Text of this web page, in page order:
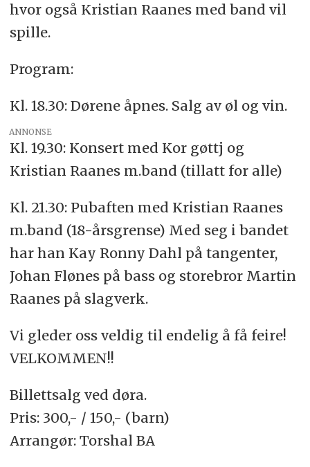
hvor også Kristian Raanes med band vil
spille.
Program:
Kl. 18.30: Dørene åpnes. Salg av øl og vin.
ANNONSE
Kl. 19.30: Konsert med Kor gøttj og
Kristian Raanes m.band (tillatt for alle)
Kl. 21.30: Pubaften med Kristian Raanes
m.band (18-årsgrense) Med seg i bandet
har han Kay Ronny Dahl på tangenter,
Johan Flønes på bass og storebror Martin
Raanes på slagverk.
Vi gleder oss veldig til endelig å få feire!
VELKOMMEN!!
Billettsalg ved døra.
Pris: 300,- / 150,- (barn)
Arrangør: Torshal BA